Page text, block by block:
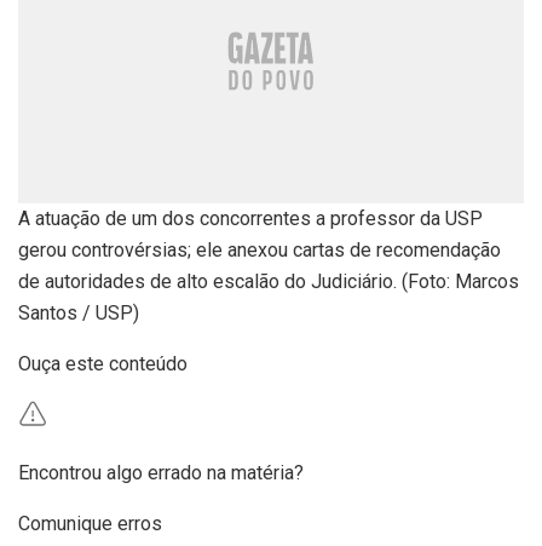
A atuação de um dos concorrentes a professor da USP
gerou controvérsias; ele anexou cartas de recomendação
de autoridades de alto escalão do Judiciário. (Foto: Marcos
Santos / USP)
Ouça este conteúdo
Encontrou algo errado na matéria?
Comunique erros